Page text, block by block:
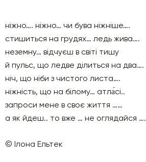
ніжно…. ніжно… чи бува ніжніше….
стишиться на грудях… ледь жива….
неземну… відчуєш в світі тишу
й пульс, що ледве ділиться на два….
ніч, що ніби з чистого листа….
ніжність, що на білому… атла́сі..
запроси мене в своє життя ……
а як йдеш.. то вже … не оглядайся ….
© Ілона Ельтек